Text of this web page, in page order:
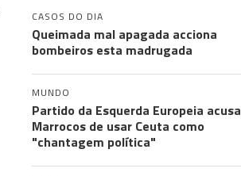
CASOS DO DIA
Queimada mal apagada acciona
bombeiros esta madrugada
MUNDO
Partido da Esquerda Europeia acusa
Marrocos de usar Ceuta como
"chantagem política"